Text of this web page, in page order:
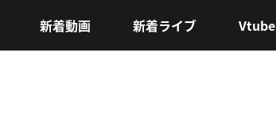
新着動画 新着ライブ